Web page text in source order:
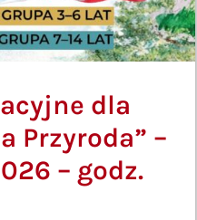
dla
Przyroda” –
– godz.